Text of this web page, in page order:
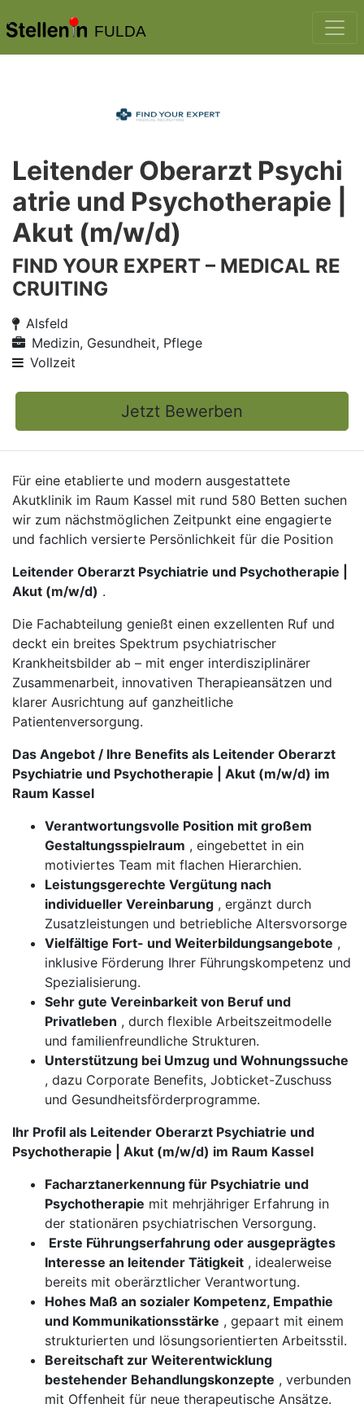
FULDA
Leitender Oberarzt Psychi
atrie und Psychotherapie |
Akut (m/w/d)
FIND YOUR EXPERT – MEDICAL RE
CRUITING
Alsfeld
Medizin, Gesundheit, Pflege
Vollzeit
Jetzt Bewerben
Für eine etablierte und modern ausgestattete
Akutklinik im Raum Kassel mit rund 580 Betten suchen
wir zum nächstmöglichen Zeitpunkt eine engagierte
und fachlich versierte Persönlichkeit für die Position
Leitender Oberarzt Psychiatrie und Psychotherapie |
Akut (m/w/d) .
Die Fachabteilung genießt einen exzellenten Ruf und
deckt ein breites Spektrum psychiatrischer
Krankheitsbilder ab – mit enger interdisziplinärer
Zusammenarbeit, innovativen Therapieansätzen und
klarer Ausrichtung auf ganzheitliche
Patientenversorgung.
Das Angebot / Ihre Benefits als Leitender Oberarzt
Psychiatrie und Psychotherapie | Akut (m/w/d) im
Raum Kassel
Verantwortungsvolle Position mit großem
Gestaltungsspielraum , eingebettet in ein
motiviertes Team mit flachen Hierarchien.
Leistungsgerechte Vergütung nach
individueller Vereinbarung , ergänzt durch
Zusatzleistungen und betriebliche Altersvorsorge
Vielfältige Fort- und Weiterbildungsangebote ,
inklusive Förderung Ihrer Führungskompetenz und
Spezialisierung.
Sehr gute Vereinbarkeit von Beruf und
Privatleben , durch flexible Arbeitszeitmodelle
und familienfreundliche Strukturen.
Unterstützung bei Umzug und Wohnungssuche
, dazu Corporate Benefits, Jobticket-Zuschuss
und Gesundheitsförderprogramme.
Ihr Profil als Leitender Oberarzt Psychiatrie und
Psychotherapie | Akut (m/w/d) im Raum Kassel
Facharztanerkennung für Psychiatrie und
Psychotherapie mit mehrjähriger Erfahrung in
der stationären psychiatrischen Versorgung.
Erste Führungserfahrung oder ausgeprägtes
Interesse an leitender Tätigkeit , idealerweise
bereits mit oberärztlicher Verantwortung.
Hohes Maß an sozialer Kompetenz, Empathie
und Kommunikationsstärke , gepaart mit einem
strukturierten und lösungsorientierten Arbeitsstil.
Bereitschaft zur Weiterentwicklung
bestehender Behandlungskonzepte , verbunden
mit Offenheit für neue therapeutische Ansätze.